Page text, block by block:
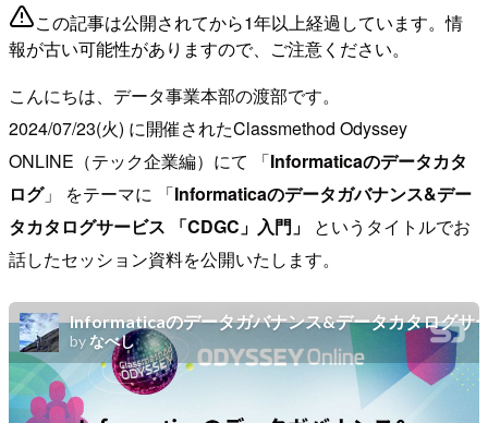
この記事は公開されてから1年以上経過しています。情
報が古い可能性がありますので、ご注意ください。
こんにちは、データ事業本部の渡部です。
2024/07/23(火) に開催されたClassmethod Odyssey
ONLINE（テック企業編）にて 「Informaticaのデータカタ
ログ」 をテーマに 「Informaticaのデータガバナンス&デー
タカタログサービス 「CDGC」入門」
というタイトルでお
話したセッション資料を公開いたします。